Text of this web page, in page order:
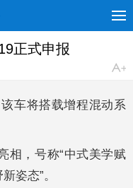
正式申报
车将搭载增程混动系
，号称“中式美学赋
姿态”。